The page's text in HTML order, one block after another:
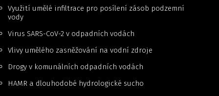
Využití umělé infiltrace pro posílení zásob podzemní
vody
Virus SARS-CoV-2 v odpadních vodách
Vlivy umělého zasněžování na vodní zdroje
Drogy v komunálních odpadních vodách
HAMR a dlouhodobé hydrologické sucho